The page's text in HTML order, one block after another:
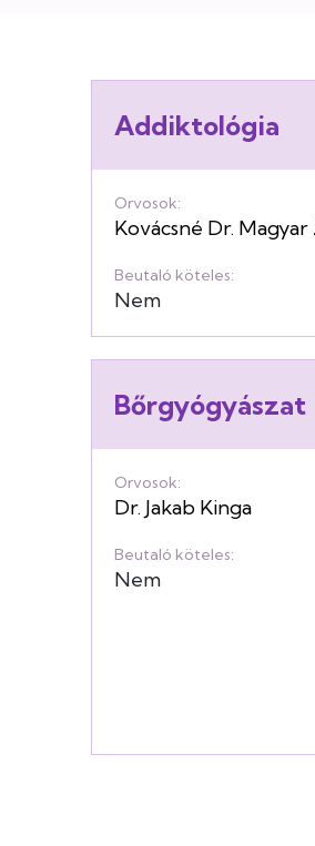
Addiktológia
Orvosok:
Kovácsné Dr. Magyar
Beutaló köteles:
Nem
Bőrgyógyászat
Orvosok:
Dr. Jakab Kinga
Beutaló köteles:
Nem